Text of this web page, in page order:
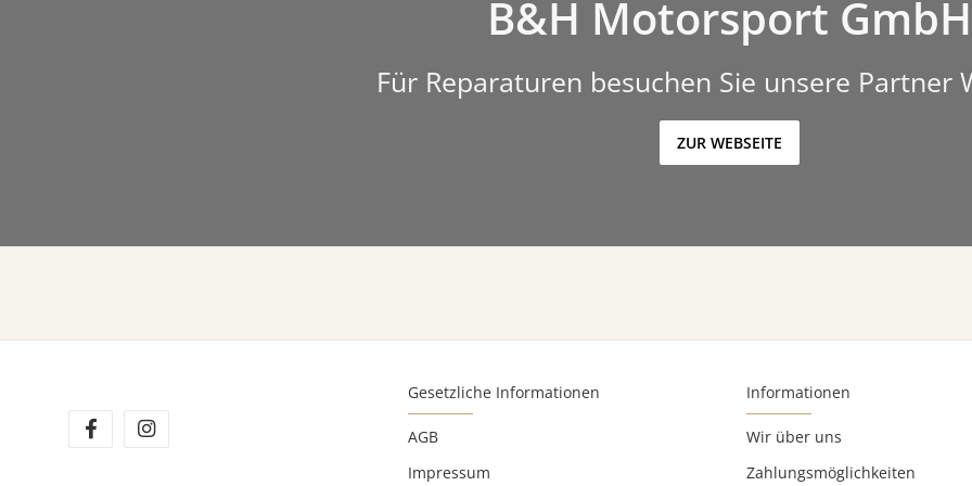
B&H Motorsport GmbH
Für Reparaturen besuchen Sie unsere Partner
ZUR WEBSEITE
Gesetzliche Informationen
AGB
Impressum
Informationen
Wir über uns
Zahlungsmöglichkeiten